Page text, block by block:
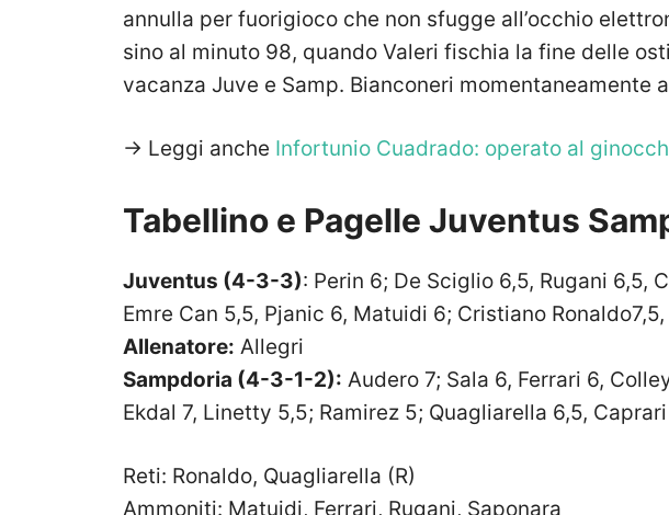
annulla per fuorigioco che non sfugge all’occhio
sino al minuto 98, quando Valeri fischia la fine delle
vacanza Juve e Samp. Bianconeri momentaneamente
-> Leggi anche Infortunio Cuadrado: operato al
Tabellino e Pagelle Juventus
Juventus (4-3-3): Perin 6; De Sciglio 6,5, Rugani 6,5,
Emre Can 5,5, Pjanic 6, Matuidi 6; Cristiano
Allenatore: Allegri
Sampdoria (4-3-1-2): Audero 7; Sala 6, Ferrari 6,
Ekdal 7, Linetty 5,5; Ramirez 5; Quagliarella 6,5,
Reti: Ronaldo, Quagliarella (R)
Ammoniti: Matuidi, Ferrari, Rugani, Saponara